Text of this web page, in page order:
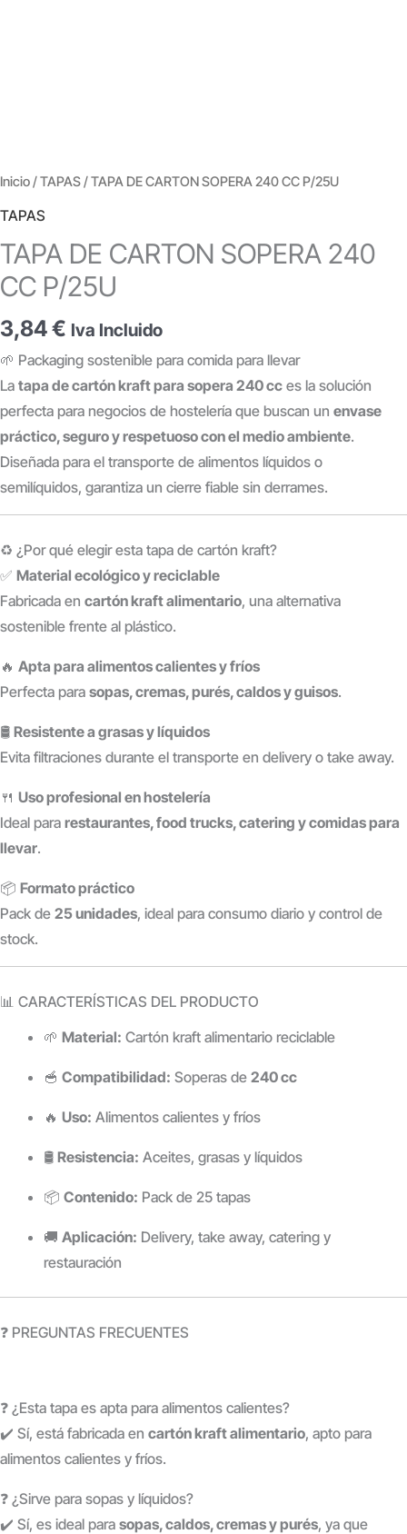
Inicio/TAPAS/ TAPA DE CARTON SOPERA 240 CC P/25U
TAPAS
TAPA DE CARTON SOPERA 240
CC P/25U
3,84€ Iva Incluido
🌱 Packaging sostenible para comida para llevar
La tapa de cartón kraft para sopera 240 cc es la solución
perfecta para negocios de hostelería que buscan un envase
práctico, seguro y respetuoso con el medio ambiente.
Diseñada para el transporte de alimentos líquidos o
semilíquidos, garantiza un cierre fiable sin derrames.
♻️ ¿Por qué elegir esta tapa de cartón kraft?
✅ Material ecológico y reciclable
Fabricada en cartón kraft alimentario, una alternativa
sostenible frente al plástico.
🔥 Apta para alimentos calientes y fríos
Perfecta para sopas, cremas, purés, caldos y guisos.
🛢️ Resistente a grasas y líquidos
Evita filtraciones durante el transporte en delivery o take away.
🍴 Uso profesional en hostelería
Ideal para restaurantes, food trucks, catering y comidas para
llevar.
📦 Formato práctico
Pack de 25 unidades, ideal para consumo diario y control de
stock.
📊 CARACTERÍSTICAS DEL PRODUCTO
🌱 Material: Cartón kraft alimentario reciclable
🥣 Compatibilidad: Soperas de 240 cc
🔥 Uso: Alimentos calientes y fríos
🛢️ Resistencia: Aceites, grasas y líquidos
📦 Contenido: Pack de 25 tapas
🚚 Aplicación: Delivery, take away, catering y
restauración
❓ PREGUNTAS FRECUENTES
❓ ¿Esta tapa es apta para alimentos calientes?
✔️ Sí, está fabricada en cartón kraft alimentario, apto para
alimentos calientes y fríos.
❓ ¿Sirve para sopas y líquidos?
✔️ Sí, es ideal para sopas, caldos, cremas y purés, ya que